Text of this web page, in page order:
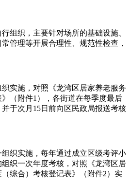
组织，主要针对场所的基础设施、
管理等开展合理性、规范性检查，
实施，对照《龙湾区居家养老服务
（附件1），各街道在每季度最后
于次月15日前向区民政局报送考核
织实施，每年通过成立区级考评小
织一次年度考核，对照《龙湾区居
综合）考核登记表》（附件2）实